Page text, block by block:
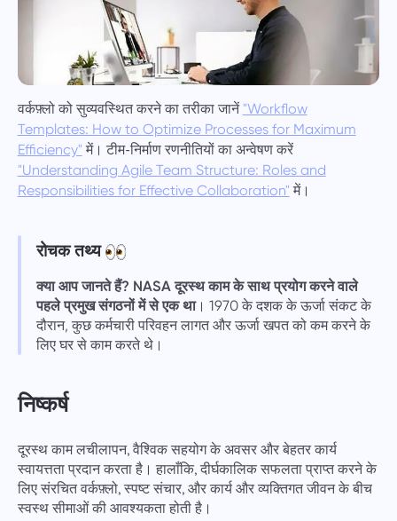
वर्कफ़्लो को सुव्यवस्थित करने का तरीका जानें"Workflow
Templates: How to Optimize Processes for Maximum
Efficiency"में। टीम-निर्माण रणनीतियों का अन्वेषण करें
"Understanding Agile Team Structure: Roles and
Responsibilities for Effective Collaboration"में।
रोचक तथ्य
क्या आप जानते हैं? NASA दूरस्थ काम के साथ प्रयोग करने वाले
पहले प्रमुख संगठनों में से एक था। 1970 के दशक के ऊर्जा संकट के
दौरान, कुछ कर्मचारी परिवहन लागत और ऊर्जा खपत को कम करने के
लिए घर से काम करते थे।
निष्कर्ष
दूरस्थ काम लचीलापन, वैश्विक सहयोग के अवसर और बेहतर कार्य
स्वायत्तता प्रदान करता है। हालाँकि, दीर्घकालिक सफलता प्राप्त करने के
लिए संरचित वर्कफ़्लो, स्पष्ट संचार, और कार्य और व्यक्तिगत जीवन के बीच
स्वस्थ सीमाओं की आवश्यकता होती है।
सही विकल्प के साथ समस्या का विवरण प्रदान करें
फ़ाइलों को ब्राउज़ करें या खींचें और ड्रॉप करें
फ़ोन नंबर
ईमेल
आपका संदेश
भेजें
"भेजें" बटन पर क्लिक करके, आप निम्नलिखित दस्तावेज़ के अनुसार अपने
व्यक्तिगत डेटा के प्रसंस्करण के लिए सहमति देते हैं:
गोपनीयता नीति।
को संलग्न करने के लिए स्वतंत्र महसूस करते हैं। आपकी सक्रिय
भागीदारी हमें उपयोगकर्ता के अनुभव को बेहतर बनाने में मदद करती
है, सभी के लिए बेहतर सेवा सुनिश्चित करती है।
भेजना
Your message has been sent
successfully
We will contact you soon
Taskee का हिस्सा बनने के लिए धन्यवाद
हम इसे निश्चित रूप से समझेंगे और इसे उत्पाद में लागू करने की
कोशिश करेंगे। आप हमें हर दिन बेहतर बनाने में मदद करते हैं!
यह कैसे काम करता है